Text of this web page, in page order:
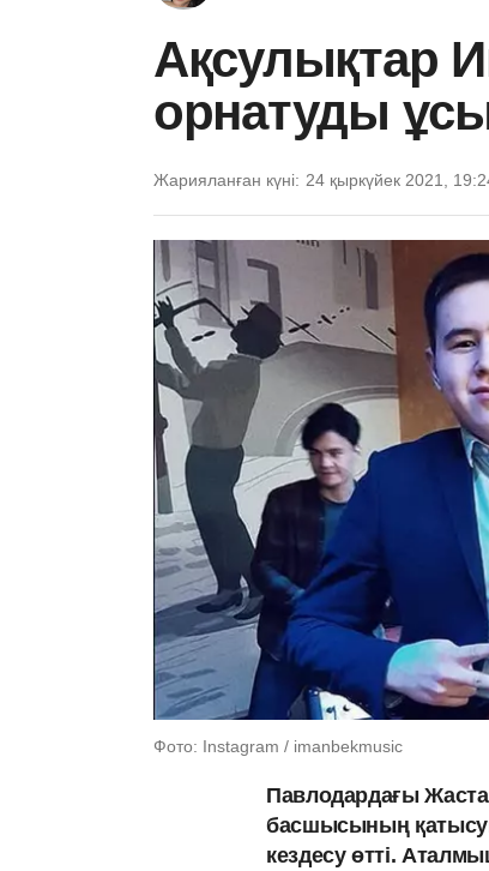
Ақсулықтар
орнатуды
Жарияланған күні: 24 қыркүйек 2021,
Фото: Instagram / imanbekmusic
Павлодардағы
басшысының
кездесу өтті.